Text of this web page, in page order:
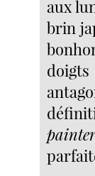
aux
brin